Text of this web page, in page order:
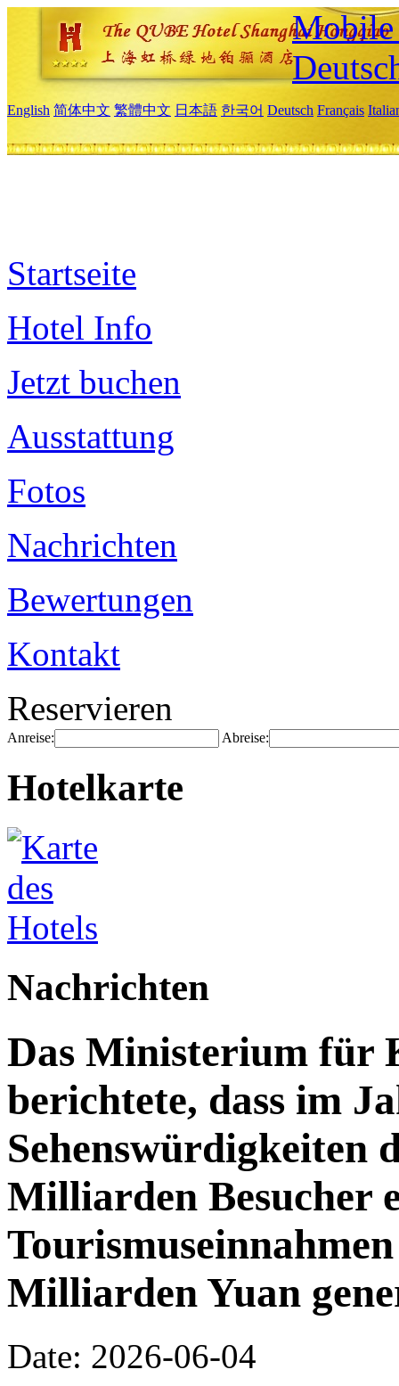
Mobile
English 简体中文 繁體中文 日本語 한국어 Deutsch Français
Startseite
Hotel Info
Jetzt buchen
Ausstattung
Fotos
Nachrichten
Bewertungen
Kontakt
Reservieren
Anreise: Abreise:
Hotelkarte
Nachrichten
Das Ministerium für
berichtete, dass im
Sehenswürdigkeiten
Milliarden Besucher
Milliarden Yuan
Date: 2026-06-04